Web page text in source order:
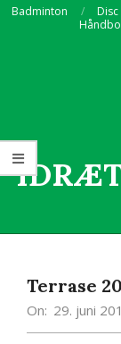
SkipBadminton
Primary
MenuTerrase
On: 29. juni